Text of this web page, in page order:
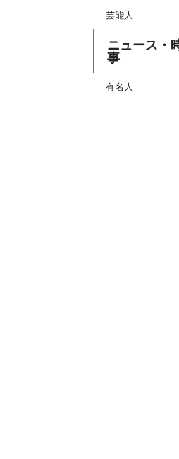
芸能人
ニュース・
事
有名人